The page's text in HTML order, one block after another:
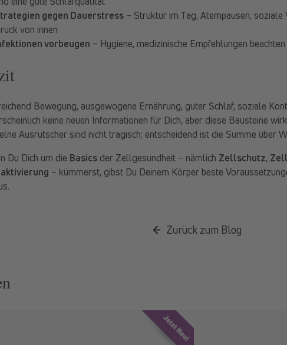
gegen Dauerstress – Struktur im Tag, Atempausen, soziale
von innen
vorbeugen – Hygiene, medizinische Empfehlungen beachten
Bewegung, ausgewogene Ernährung, guter Schlaf, soziale
keine neuen Informationen für Dich, aber diese Bausteine
Ausrutscher sind nicht tragisch; entscheidend ist die Summe über
Du Dich um die Basics der Zellgesundheit – nämlich Zellschutz,
– kümmerst, gibst Du Deinem Körper beste
Zurück zum Blog